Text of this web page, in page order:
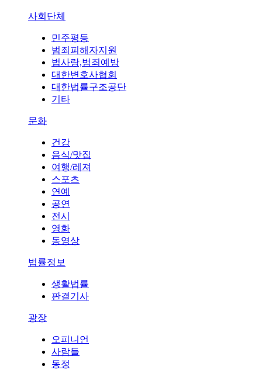
사회단체
민주평등
범죄피해자지원
법사랑,범죄예방
대한변호사협회
대한법률구조공단
기타
문화
건강
음식/맛집
여행/레져
스포츠
연예
공연
전시
영화
동영상
법률정보
생활법률
판결기사
광장
오피니언
사람들
동정